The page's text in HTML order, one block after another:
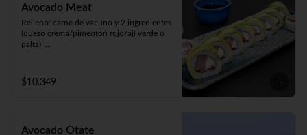
Avocado Meat
Relleno: carne de vacuno y 2 ingredientes
(queso crema/pimentón rojo/ají verde o
palta).
$10.349
Avocado Otate